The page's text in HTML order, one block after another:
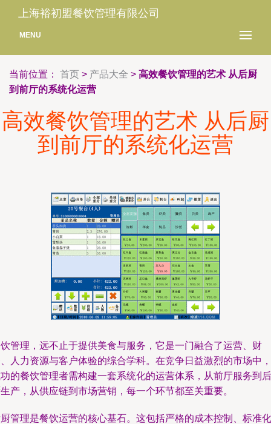
上海裕初盟餐饮管理有限公司
MENU
当前位置： 首页 > 产品大全 > 高效餐饮管理的艺术 从后厨
到前厅的系统化运营
高效餐饮管理的艺术 从后厨
到前厅的系统化运营
管理，远不止于提供美食与服务，它是一门融合了运营、财
人力资源与客户体验的综合学科。在竞争日益激烈的市场中，
的餐饮管理者需构建一套系统化的运营体系，从前厅服务到后
产，从供应链到市场营销，每一个环节都至关重要。
管理是餐饮运营的核心基石。这包括严格的成本控制、标准化